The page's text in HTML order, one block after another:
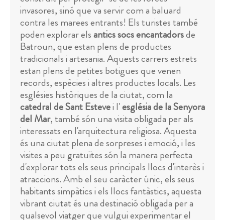
invasores, sinó que va servir com a baluard
contra les marees entrants! Els turistes també
poden explorar elsantics socs encantadorsde
Batroun, que estan plens de productes
tradicionals i artesania. Aquests carrers estrets
estan plens de petites botigues que venen
records, espècies i altres productes locals. Les
esglésies històriques de la ciutat, com la
catedral de Sant Estevei l'església de la Senyora
del Mar, també són una visita obligada per als
interessats en l'arquitectura religiosa. Aquesta
és una ciutat plena de sorpreses i emoció, i les
visites a peu gratuïtes són la manera perfecta
d'explorar tots els seus principals llocs d'interès i
atraccions. Amb el seu caràcter únic, els seus
habitants simpàtics i els llocs fantàstics, aquesta
vibrant ciutat és una destinació obligada per a
qualsevol viatger que vulgui experimentar el